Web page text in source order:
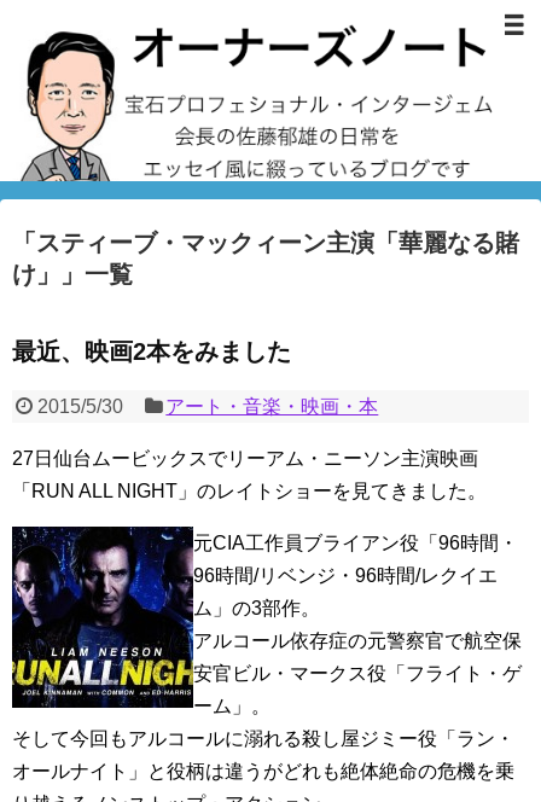
「 スティーブ・マックィーン主演「華麗なる賭
け」
」 一覧
最近、映画2本をみました
2015/5/30 アート・音楽・映画・本
27日仙台ムービックスでリーアム・ニーソン主演映画
「RUN ALL NIGHT」のレイトショーを見てきました。
元CIA工作員ブライアン役「96時間・
96時間/リベンジ・96時間/レクイエ
ム」の3部作。
アルコール依存症の元警察官で航空保
安官ビル・マークス役「フライト・ゲ
ーム」。
そして今回もアルコールに溺れる殺し屋ジミー役「ラン・
オールナイト」と役柄は違うがどれも絶体絶命の危機を乗